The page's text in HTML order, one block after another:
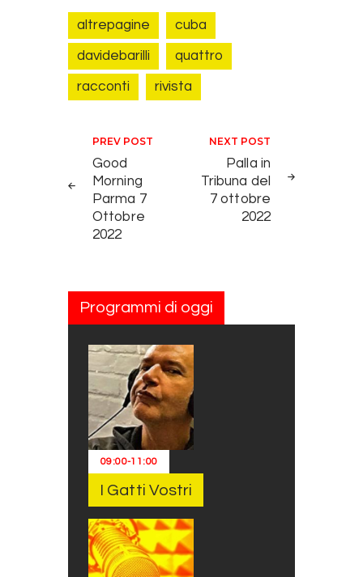
altrepagine cuba
davidebarilli quattro
racconti rivista
Navigazione articoli
PREV POST
Good
Morning
Parma 7
Ottobre
2022
NEXT POST
Palla in
Tribuna del
7 ottobre
2022
Programmi di oggi
09:00-11:00
I Gatti Vostri